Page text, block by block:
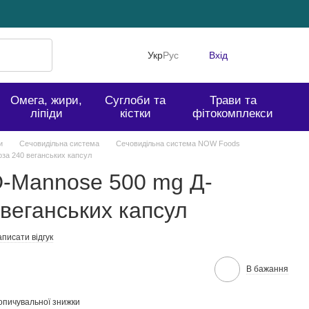
УкрРус Вхід
Омега, жири,
ліпіди
Суглоби та
кістки
Трави та
фітокомплекси
Сечовидільна система
Сечовидільна система NOW Foods
240 веганських капсул
Mannose 500 mg Д-
капсул
відгук
В бажання
знижки